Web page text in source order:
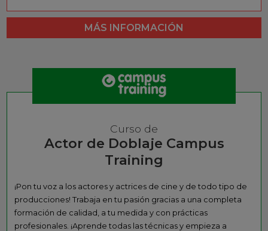
MÁS INFORMACIÓN
Curso de
Actor de Doblaje Campus
Training
¡Pon tu voz a los actores y actrices de cine y de todo tipo de
producciones! Trabaja en tu pasión gracias a una completa
formación de calidad, a tu medida y con prácticas
profesionales. ¡Aprende todas las técnicas y empieza a